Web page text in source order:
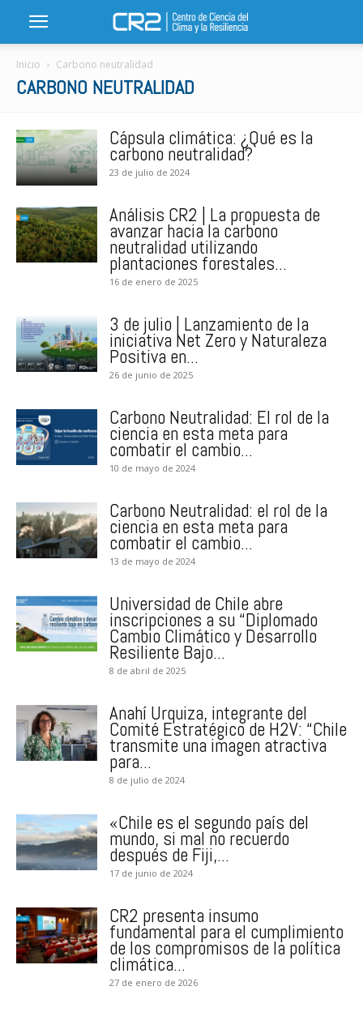
Inicio Carbono neutralidad
CARBONO NEUTRALIDAD
Cápsula climática: ¿Qué es la
carbono neutralidad?
23 de julio de 2024
Análisis CR2 | La propuesta de
avanzar hacia la carbono
neutralidad utilizando
plantaciones forestales...
16 de enero de 2025
3 de julio | Lanzamiento de la
iniciativa Net Zero y Naturaleza
Positiva en...
26 de junio de 2025
Carbono Neutralidad: El rol de la
ciencia en esta meta para
combatir el cambio...
10 de mayo de 2024
Carbono Neutralidad: el rol de la
ciencia en esta meta para
combatir el cambio...
13 de mayo de 2024
Universidad de Chile abre
inscripciones a su “Diplomado
Cambio Climático y Desarrollo
Resiliente Bajo...
8 de abril de 2025
Anahí Urquiza, integrante del
Comité Estratégico de H2V: “Chile
transmite una imagen atractiva
para...
8 de julio de 2024
«Chile es el segundo país del
mundo, si mal no recuerdo
después de Fiji,...
17 de junio de 2024
CR2 presenta insumo
fundamental para el cumplimiento
de los compromisos de la política
climática...
27 de enero de 2026